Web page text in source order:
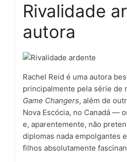
Rivalidade
autora
Rachel Reid é uma autora
principalmente pela série de
Game Changers, além de
Nova Escócia, no Canadá —
e, aparentemente, não
diplomas nada empolgantes
filhos absolutamente